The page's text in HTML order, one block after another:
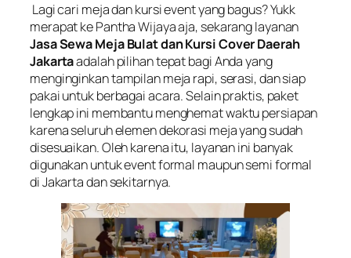
Lagi cari meja dan kursi event yang bagus? Yukk
merapat ke Pantha Wijaya aja, sekarang layanan
Jasa Sewa Meja Bulat dan Kursi Cover Daerah
Jakartaadalah pilihan tepat bagi Anda yang
menginginkan tampilan meja rapi, serasi, dan siap
pakai untuk berbagai acara. Selain praktis, paket
lengkap ini membantu menghemat waktu persiapan
karena seluruh elemen dekorasi meja yang sudah
disesuaikan. Oleh karena itu, layanan ini banyak
digunakan untuk event formal maupun semi formal
di Jakarta dan sekitarnya.